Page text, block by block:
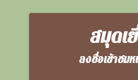
สมุดเ
ลงชื่อเข้าชม